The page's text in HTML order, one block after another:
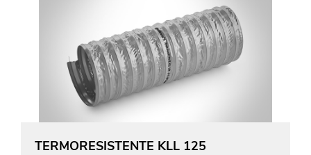
TERMORESISTENTE KLL 125